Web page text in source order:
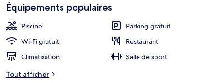
Équipements populaires
Piscine
Parking gratuit
Wi-Fi gratuit
Restaurant
Climatisation
Salle de sport
Tout afficher